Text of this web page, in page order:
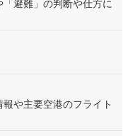
避難」の判断や仕方に
や主要空港のフライト